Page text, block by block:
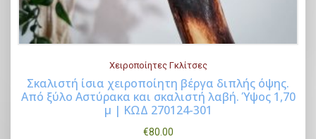
Buy Now
Χειροποίητες Γκλίτσες
Σκαλιστή ίσια χειροποίητη βέργα διπλής όψης.
Από ξύλο Αστύρακα και σκαλιστή λαβή. Ύψος 1,70
μ | ΚΩΔ 270124-301
€80.00